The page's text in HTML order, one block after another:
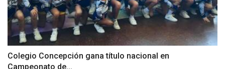
Colegio Concepción gana título nacional en
Campeonato de...